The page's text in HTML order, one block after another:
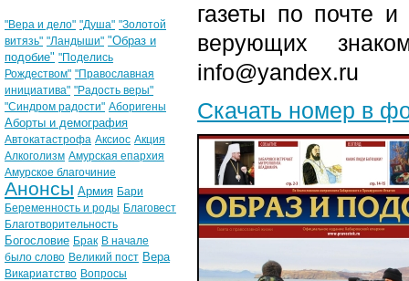
газеты по почте и
верующих
info@yandex.ru
Скачать номер в
"Вера и дело" "Душа" "Золотой
витязь" "Ландыши" "Образ и
подобие" "Поделись
Рождеством" "Православная
инициатива" "Радость веры"
"Синдром радости" Аборигены
Аборты и демография
Автокатастрофа Аксиос Акция
Алкоголизм Амурская епархия
Амурское благочиние
Анонсы Армия Бари
Беременность и роды Благовест
Благотворительность
Богословие Брак В начале
было слово Великий пост Вера
Викариатство Вопросы